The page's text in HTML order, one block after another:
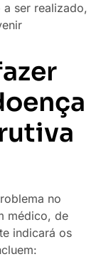
ser realizado,
no
médico, de
indicará os